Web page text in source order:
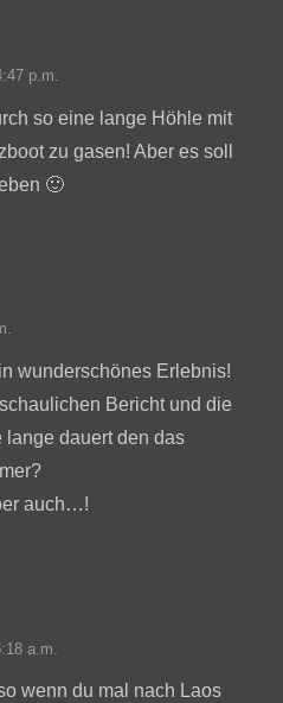
p.m.
so eine lange Höhle mit
zu gasen! Aber es soll
🙂
wunderschönes Erlebnis!
Bericht und die
dauert den das
auch…!
a.m.
wenn du mal nach Laos